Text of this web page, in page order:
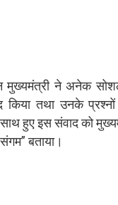
मुख्यमंत्री ने अनेक
किया तथा उनके प्रश्नों
हुए इस संवाद को
बताया।